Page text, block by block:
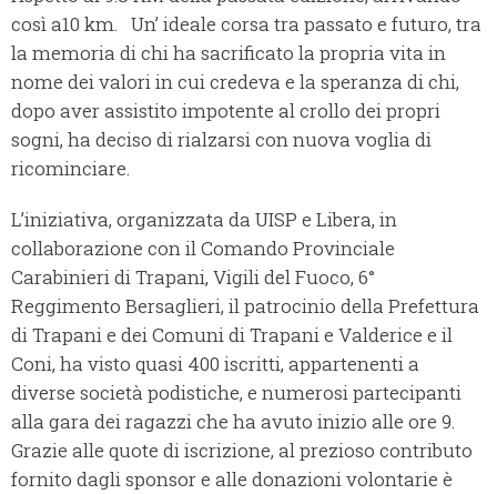
così a10 km. Un’ ideale corsa tra passato e futuro, tra
la memoria di chi ha sacrificato la propria vita in
nome dei valori in cui credeva e la speranza di chi,
dopo aver assistito impotente al crollo dei propri
sogni, ha deciso di rialzarsi con nuova voglia di
ricominciare.
L’iniziativa, organizzata da UISP e Libera, in
collaborazione con il Comando Provinciale
Carabinieri di Trapani, Vigili del Fuoco, 6°
Reggimento Bersaglieri, il patrocinio della Prefettura
di Trapani e dei Comuni di Trapani e Valderice e il
Coni, ha visto quasi 400 iscritti, appartenenti a
diverse società podistiche, e numerosi partecipanti
alla gara dei ragazzi che ha avuto inizio alle ore 9.
Grazie alle quote di iscrizione, al prezioso contributo
fornito dagli sponsor e alle donazioni volontarie è